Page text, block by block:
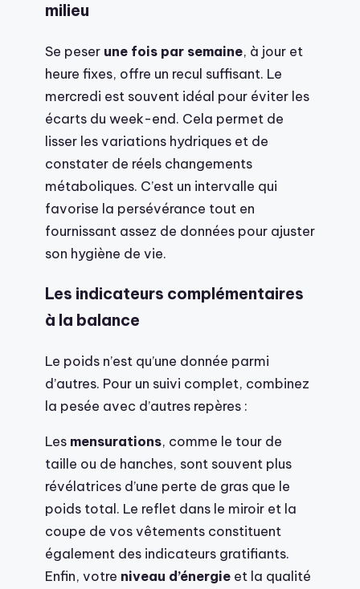
milieu
Se peser une fois par semaine, à jour et
heure fixes, offre un recul suffisant. Le
mercredi est souvent idéal pour éviter les
écarts du week-end. Cela permet de
lisser les variations hydriques et de
constater de réels changements
métaboliques. C’est un intervalle qui
favorise la persévérance tout en
fournissant assez de données pour ajuster
son hygiène de vie.
Les indicateurs complémentaires
à la balance
Le poids n’est qu’une donnée parmi
d’autres. Pour un suivi complet, combinez
la pesée avec d’autres repères :
Les mensurations, comme le tour de
taille ou de hanches, sont souvent plus
révélatrices d’une perte de gras que le
poids total. Le reflet dans le miroir et la
coupe de vos vêtements constituent
également des indicateurs gratifiants.
Enfin, votre niveau d’énergie et la qualité